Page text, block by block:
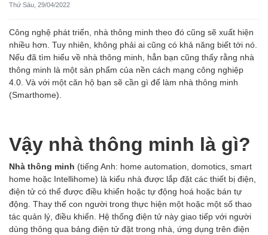
Thứ Sáu, 29/04/2022
Công nghệ phát triển, nhà thông minh theo đó cũng sẽ xuất hiện
nhiều hơn. Tuy nhiên, không phải ai cũng có khả năng biết tới nó.
Nếu đã tìm hiểu về nhà thông minh, hẳn bạn cũng thấy rằng nhà
thông minh là một sản phẩm của nền cách mạng công nghiệp
4.0. Và với một căn hộ bạn sẽ cần gì để làm nhà thông minh
(Smarthome).
Vậy nhà thông minh là gì?
Nhà thông minh (tiếng Anh: home automation, domotics, smart
home hoặc Intellihome) là kiểu nhà được lắp đặt các thiết bị điện,
điện tử có thể được điều khiển hoặc tự động hoá hoặc bán tự
động. Thay thế con người trong thực hiện một hoặc một số thao
tác quản lý, điều khiển. Hệ thống điện tử này giao tiếp với người
dùng thông qua bảng điện tử đặt trong nhà, ứng dụng trên điện